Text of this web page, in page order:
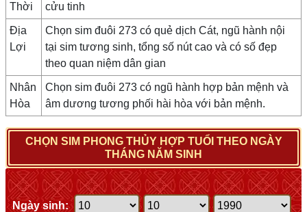
Thời
cửu tinh
Địa
Lợi
Chọn sim đuôi 273 có quẻ dịch Cát, ngũ hành nội
tại sim tương sinh, tổng số nút cao và có số đẹp
theo quan niệm dân gian
Nhân
Hòa
Chọn sim đuôi 273 có ngũ hành hợp bản mệnh và
âm dương tương phối hài hòa với bản mệnh.
CHỌN SIM PHONG THỦY HỢP TUỔI THEO NGÀY
THÁNG NĂM SINH
Ngày sinh: